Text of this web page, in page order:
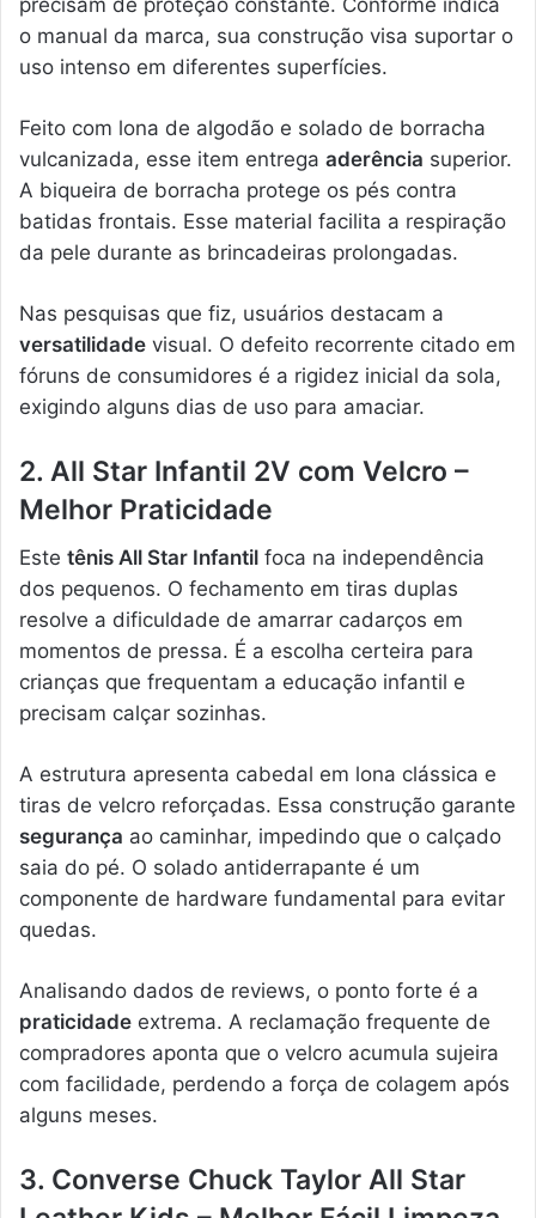
o manual da marca, sua construção visa suportar o
uso intenso em diferentes superfícies.
Feito com lona de algodão e solado de borracha
vulcanizada, esse item entrega aderência superior.
A biqueira de borracha protege os pés contra
batidas frontais. Esse material facilita a respiração
da pele durante as brincadeiras prolongadas.
Nas pesquisas que fiz, usuários destacam a
versatilidade visual. O defeito recorrente citado em
fóruns de consumidores é a rigidez inicial da sola,
exigindo alguns dias de uso para amaciar.
2. All Star Infantil 2V com Velcro –
Melhor Praticidade
Este tênis All Star Infantil foca na independência
dos pequenos. O fechamento em tiras duplas
resolve a dificuldade de amarrar cadarços em
momentos de pressa. É a escolha certeira para
crianças que frequentam a educação infantil e
precisam calçar sozinhas.
A estrutura apresenta cabedal em lona clássica e
tiras de velcro reforçadas. Essa construção garante
segurança ao caminhar, impedindo que o calçado
saia do pé. O solado antiderrapante é um
componente de hardware fundamental para evitar
quedas.
Analisando dados de reviews, o ponto forte é a
praticidade extrema. A reclamação frequente de
compradores aponta que o velcro acumula sujeira
com facilidade, perdendo a força de colagem após
alguns meses.
3. Converse Chuck Taylor All Star